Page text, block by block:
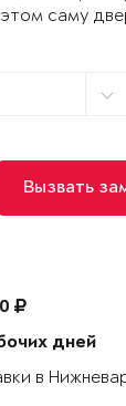
саму
Вызвать
дней
в